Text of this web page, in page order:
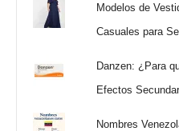
Modelos de
Casuales para
Danzen: ¿Para
Efectos
Nombres